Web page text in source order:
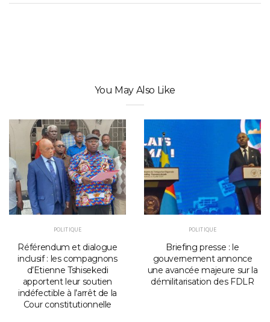
You May Also Like
POLITIQUE
Référendum et dialogue
inclusif : les compagnons
d’Etienne Tshisekedi
apportent leur soutien
indéfectible à l’arrêt de la
Cour constitutionnelle
POLITIQUE
Briefing presse : le
gouvernement annonce
une avancée majeure sur la
démilitarisation des FDLR